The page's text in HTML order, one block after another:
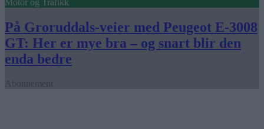
På Groruddals-veier med Peugeot E-3008
GT: Her er mye bra – og snart blir den
enda bedre